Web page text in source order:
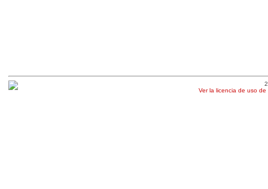
Ver la licencia de uso